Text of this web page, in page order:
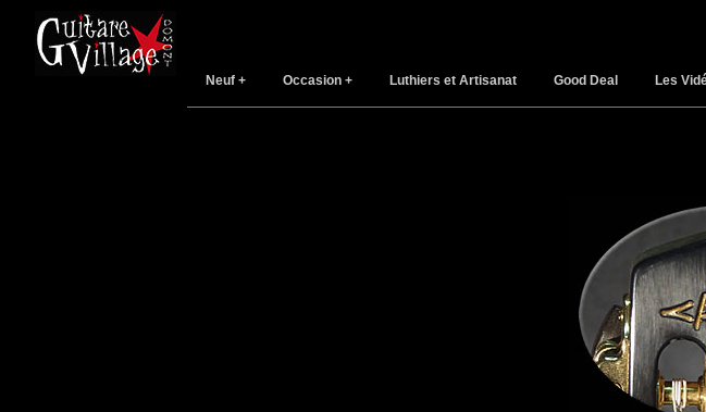
Neuf Occasion Luthiers et Artisanat Good Deal Les